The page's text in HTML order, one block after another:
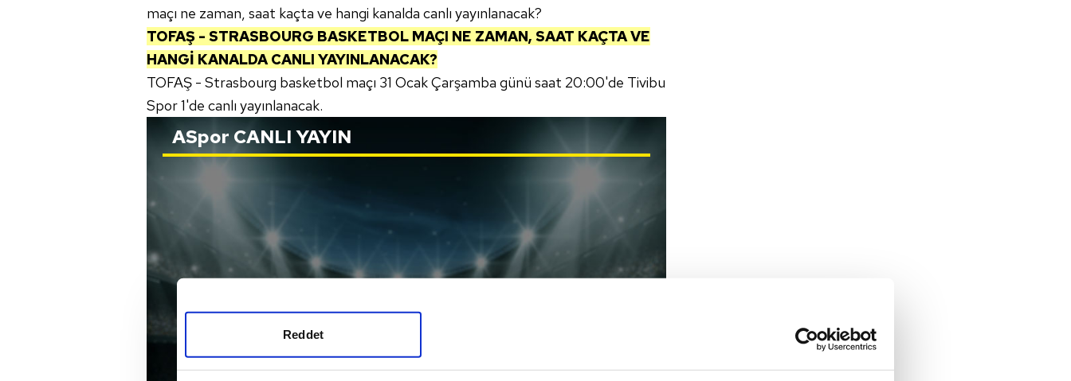
Reddet
maçı ne zaman, saat kaçta ve hangi kanalda canlı yayınlanacak?
TOFAŞ - STRASBOURG BASKETBOL MAÇI NE ZAMAN, SAAT KAÇTA VE
HANGİ KANALDA CANLI YAYINLANACAK?
TOFAŞ - Strasbourg basketbol maçı 31 Ocak Çarşamba günü saat 20:00'de Tivibu
Spor 1'de canlı yayınlanacak.
ASporCANLI YAYIN